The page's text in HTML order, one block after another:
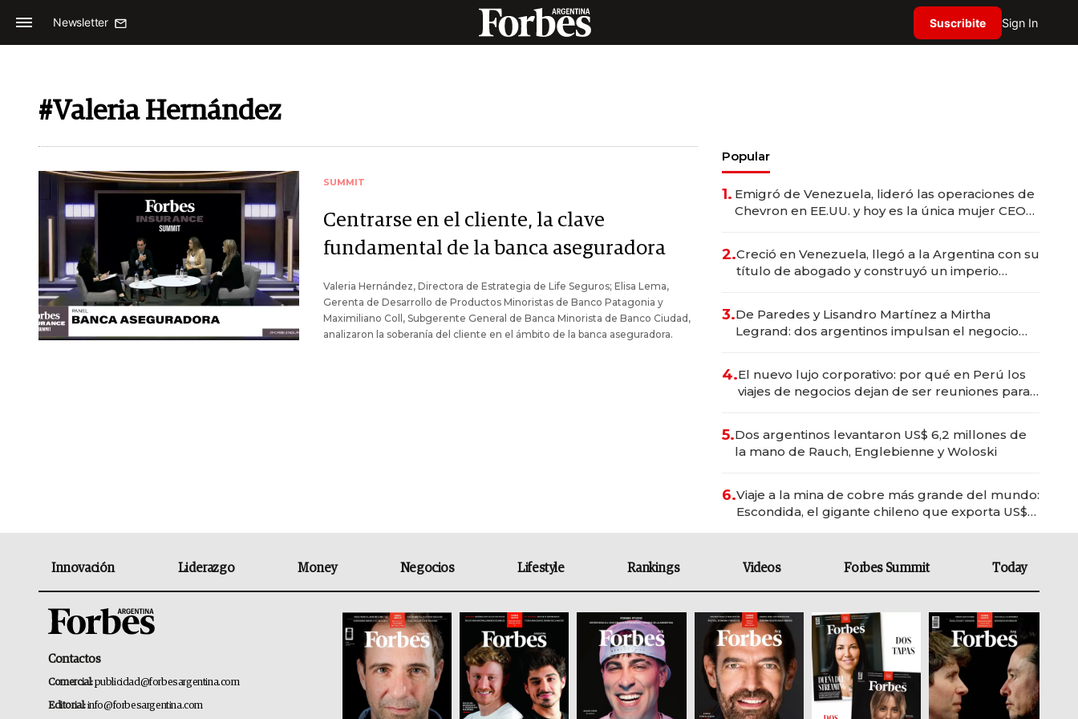
Newsletter Suscribite Sign In
#Valeria Hernández
SUMMIT
Centrarse en el cliente, la clave
fundamental de la banca aseguradora
Valeria Hernández, Directora de Estrategia de Life Seguros; Elisa Lema,
Gerenta de Desarrollo de Productos Minoristas de Banco Patagonia y
Maximiliano Coll, Subgerente General de Banca Minorista de Banco Ciudad,
analizaron la soberanía del cliente en el ámbito de la banca aseguradora.
Popular
1. Emigró de Venezuela, lideró las operaciones de
Chevron en EE.UU. y hoy es la única mujer CEO
2.Creció en Venezuela, llegó a la Argentina con su
título de abogado y construyó un imperio
3.De Paredes y Lisandro Martínez a Mirtha
Legrand: dos argentinos impulsan el negocio
4.El nuevo lujo corporativo: por qué en Perú los
viajes de negocios dejan de ser reuniones para
5.Dos argentinos levantaron US$ 6,2 millones de
la mano de Rauch, Englebienne y Woloski
6.Viaje a la mina de cobre más grande del mundo:
Escondida, el gigante chileno que exporta US$
Innovación Liderazgo Money Negocios Lifestyle Rankings Videos Forbes Summit Today
Contactos
Comercial:publicidad@forbesargentina.com
Editorial:info@forbesargentina.com